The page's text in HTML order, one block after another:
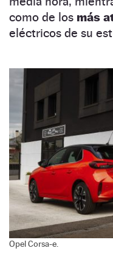
como de los más
eléctricos de su
Opel Corsa-e.